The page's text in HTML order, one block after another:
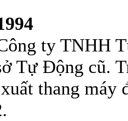
ty TNHH
Tự Động cũ.
thang máy